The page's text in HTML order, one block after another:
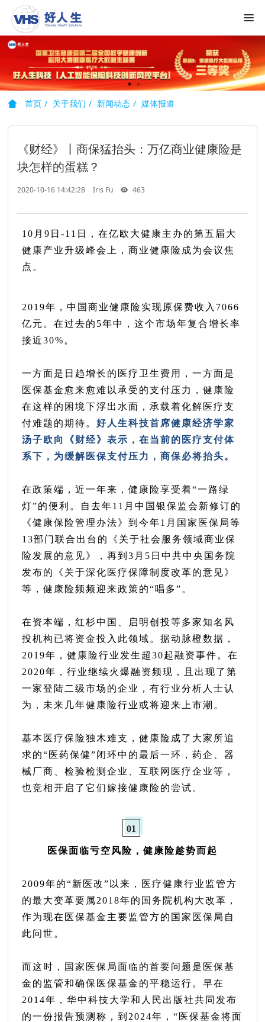
首页 关于我们 新闻动态 媒体报道
《财经》丨商保猛抬头：万亿商业健康险是
块怎样的蛋糕？
2020-10-16 14:42:28 Iris Fu 463
10月9日-11日，在亿欧大健康主办的第五届大
健康产业升级峰会上，商业健康险成为会议焦
点。
2019年，中国商业健康险实现原保费收入7066
亿元。在过去的5年中，这个市场年复合增长率
接近30%。
一方面是日趋增长的医疗卫生费用，一方面是
医保基金愈来愈难以承受的支付压力，健康险
在这样的困境下浮出水面，承载着化解医疗支
付难题的期待。好人生科技首席健康经济学家
汤子欧向《财经》表示，在当前的医疗支付体
系下，为缓解医保支付压力，商保必将抬头。
在政策端，近一年来，健康险享受着“一路绿
灯”的便利。自去年11月中国银保监会新修订的
《健康保险管理办法》到今年1月国家医保局等
13部门联合出台的《关于社会服务领域商业保
险发展的意见》，再到3月5日中共中央国务院
发布的《关于深化医疗保障制度改革的意见》
等，健康险频频迎来政策的“唱多”。
在资本端，红杉中国、启明创投等多家知名风
投机构已将资金投入此领域。据动脉橙数据，
2019年，健康险行业发生超30起融资事件。在
2020年，行业继续火爆融资频现，且出现了第
一家登陆二级市场的企业，有行业分析人士认
为，未来几年健康险行业或将迎来上市潮。
基本医疗保险独木难支，健康险成了大家所追
求的“医药保健”闭环中的最后一环，药企、器
械厂商、检验检测企业、互联网医疗企业等，
也竞相开启了它们嫁接健康险的尝试。
01
医保面临亏空风险，健康险趁势而起
2009年的“新医改”以来，医疗健康行业监管方
的最大变革要属2018年的国务院机构大改革，
作为现在医保基金主要监管方的国家医保局自
此问世。
而这时，国家医保局面临的首要问题是医保基
金的监管和确保医保基金的平稳运行。早在
2014年，华中科技大学和人民出版社共同发布
的一份报告预测称，到2024年，“医保基金将面